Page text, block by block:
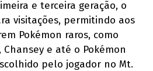
e terceira geração, o
visitações, permitindo aos
Pokémon raros, como
Chansey e até o Pokémon
pelo jogador no Mt.